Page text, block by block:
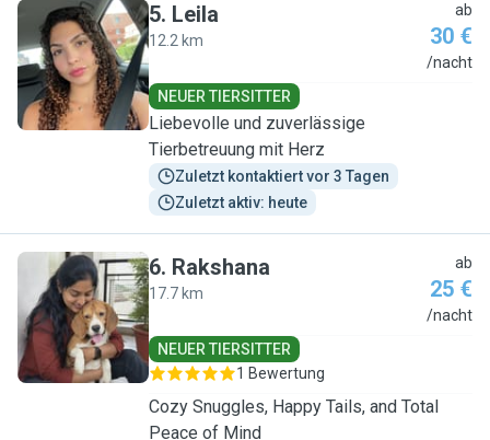
L
5. Leila
12.2 km
ab
30 €
/nacht
NEUER TIERSITTER
Liebevolle und zuverlässige
Tierbetreuung mit Herz
Zuletzt kontaktiert vor 3 Tagen
Zuletzt aktiv: heute
R
6. Rakshana
17.7 km
ab
25 €
/nacht
NEUER TIERSITTER
1 Bewertung
Cozy Snuggles, Happy Tails, and Total
Peace of Mind